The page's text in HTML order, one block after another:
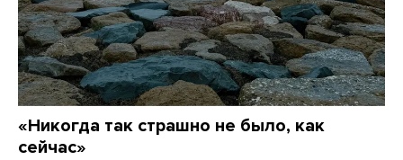
«Никогда так страшно не было, как
сейчас»